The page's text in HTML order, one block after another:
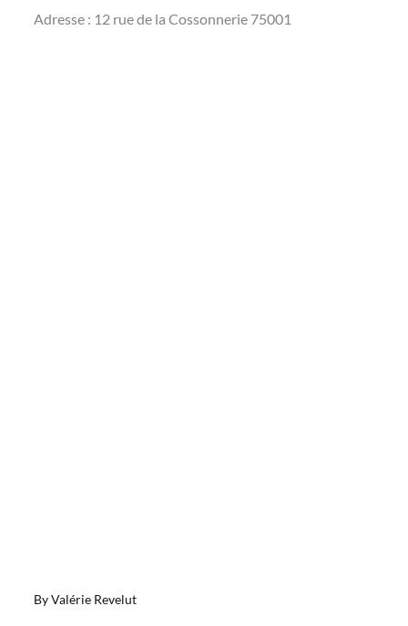
Adresse : 12 rue de la Cossonnerie 75001
ByValérie Revelut